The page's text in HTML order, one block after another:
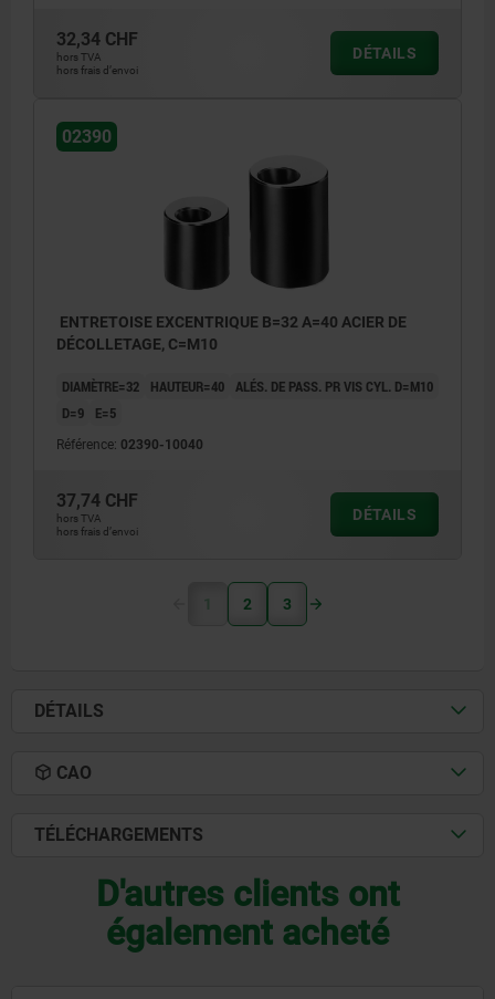
32,34 CHF
hors TVA
hors frais d’envoi
DÉTAILS
02390
ENTRETOISE EXCENTRIQUE B=32 A=40 ACIER DE
DÉCOLLETAGE, C=M10
DIAMÈTRE=32 HAUTEUR=40 ALÉS. DE PASS. PR VIS CYL. D=M10
D=9
E=5
Référence: 02390-10040
37,74 CHF
hors TVA
hors frais d’envoi
DÉTAILS
1 2 3
DÉTAILS
CAO
TÉLÉCHARGEMENTS
D'autres clients ont
également acheté